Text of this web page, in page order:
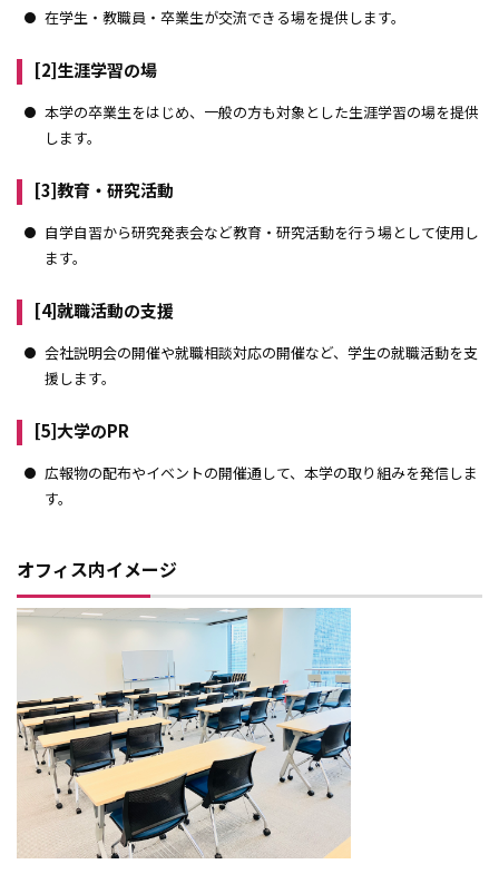
サテライトオフィス
在学生・教職員・卒業生が交流できる場を提供します。
[2]生涯学習の場
本学の卒業生をはじめ、一般の方も対象とした生涯学習の場を提供
します。
[3]教育・研究活動
自学自習から研究発表会など教育・研究活動を行う場として使用し
ます。
[4]就職活動の支援
会社説明会の開催や就職相談対応の開催など、学生の就職活動を支
援します。
[5]大学のPR
広報物の配布やイベントの開催通して、本学の取り組みを発信しま
す。
オフィス内イメージ